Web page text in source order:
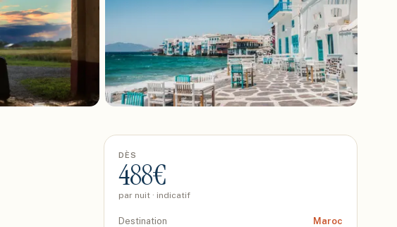
DÈS
488€
par nuit · indicatif
Destination
Maroc